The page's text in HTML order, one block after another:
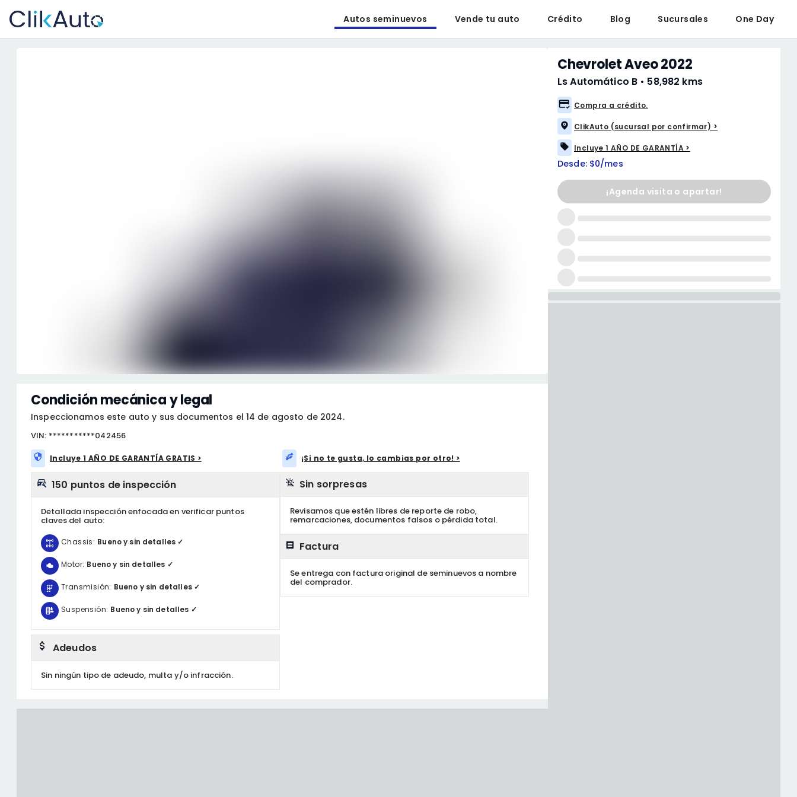
Autos seminuevos Vende tu auto Crédito Blog Sucursales One Day
Condición mecánica y legal
Inspeccionamos este auto y sus documentos el 14 de agosto de 2024.
VIN: ***********042456
Incluye 1 AÑO DE GARANTÍA GRATIS > ¡Si no te gusta, lo cambias por otro! >
150 puntos de inspección
Detallada inspección enfocada en verificar puntos
claves del auto:
Chassis: Bueno y sin detalles ✓
Motor: Bueno y sin detalles ✓
Transmisión: Bueno y sin detalles ✓
Suspensión: Bueno y sin detalles ✓
Adeudos
Sin ningún tipo de adeudo, multa y/o infracción.
Sin sorpresas
Revisamos que estén libres de reporte de robo,
remarcaciones, documentos falsos o pérdida total.
Factura
Se entrega con factura original de seminuevos a nombre
del comprador.
Chevrolet Aveo 2022
Ls Automático B • 58,982 kms
Compra a crédito.
ClikAuto (sucursal por confirmar) >
Incluye 1 AÑO DE GARANTÍA >
Desde: $0/mes
¡Agenda visita o apartar!